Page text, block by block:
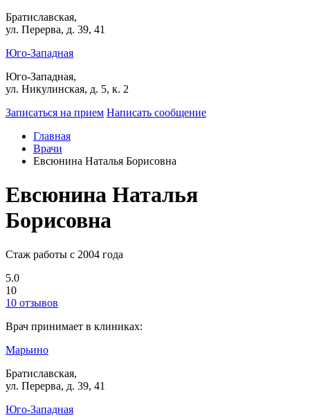
Братиславская,
ул. Перерва, д. 39, 41
Юго-Западная
Юго-Западная,
ул. Никулинская, д. 5, к. 2
Записаться на прием Написать сообщение
Главная
Врачи
Евсюнина Наталья Борисовна
Евсюнина Наталья
Борисовна
Стаж работы с 2004 года
5.0
10
10 отзывов
Врач принимает в клиниках:
Марьино
Братиславская,
ул. Перерва, д. 39, 41
Юго-Западная